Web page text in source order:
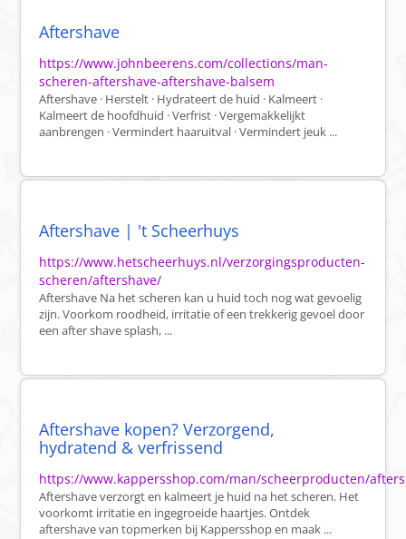
Aftershave
https://www.johnbeerens.com/collections/man-
scheren-aftershave-aftershave-balsem
Aftershave · Herstelt · Hydrateert de huid · Kalmeert ·
Kalmeert de hoofdhuid · Verfrist · Vergemakkelijkt
aanbrengen · Vermindert haaruitval · Vermindert jeuk ...
Aftershave | 't Scheerhuys
https://www.hetscheerhuys.nl/verzorgingsproducten-
scheren/aftershave/
Aftershave Na het scheren kan u huid toch nog wat gevoelig
zijn. Voorkom roodheid, irritatie of een trekkerig gevoel door
een after shave splash, ...
Aftershave kopen? Verzorgend,
hydratend & verfrissend
https://www.kappersshop.com/man/scheerproducten/
Aftershave verzorgt en kalmeert je huid na het scheren. Het
voorkomt irritatie en ingegroeide haartjes. Ontdek
aftershave van topmerken bij Kappersshop en maak ...